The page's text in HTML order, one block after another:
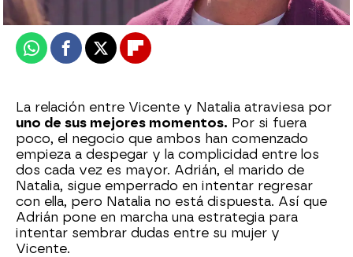
Publicado: 13 de diciembre de 2024, 21:45
WhatsappFacebook
X Flipboard
La relación entre Vicente y Natalia atraviesa por
uno de sus mejores momentos. Por si fuera
poco, el negocio que ambos han comenzado
empieza a despegar y la complicidad entre los
dos cada vez es mayor. Adrián, el marido de
Natalia, sigue emperrado en intentar regresar
con ella, pero Natalia no está dispuesta. Así que
Adrián pone en marcha una estrategia para
intentar sembrar dudas entre su mujer y
Vicente.